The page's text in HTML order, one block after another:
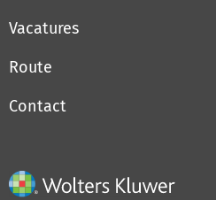
Vacatures
Route
Contact